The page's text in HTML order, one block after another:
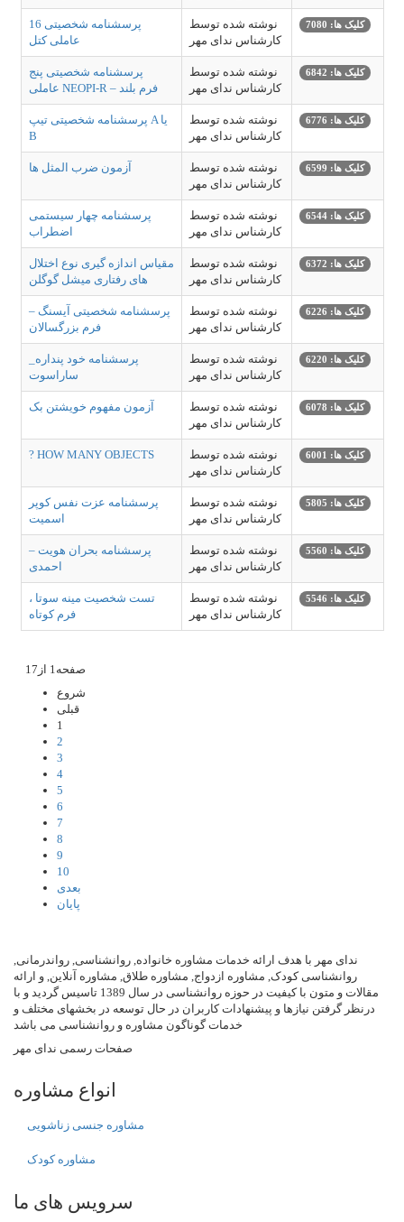
پرسشنامه شخصیتی 16
عاملی کتل
نوشته شده توسط
کارشناس ندای مهر
کلیک ها: 7080
پرسشنامه شخصیتی پنج
عاملی NEOPI-R – فرم بلند
نوشته شده توسط
کارشناس ندای مهر
کلیک ها: 6842
پرسشنامه شخصیتی تیپ A یا
B
نوشته شده توسط
کارشناس ندای مهر
کلیک ها: 6776
آزمون ضرب المثل ها
نوشته شده توسط
کارشناس ندای مهر
کلیک ها: 6599
پرسشنامه چهار سیستمی
اضطراب
نوشته شده توسط
کارشناس ندای مهر
کلیک ها: 6544
مقیاس اندازه گیری نوع اختلال
های رفتاری میشل گوگلن
نوشته شده توسط
کارشناس ندای مهر
کلیک ها: 6372
پرسشنامه شخصیتی آیسنگ –
فرم بزرگسالان
نوشته شده توسط
کارشناس ندای مهر
کلیک ها: 6226
پرسشنامه خود پنداره_
ساراسوت
نوشته شده توسط
کارشناس ندای مهر
کلیک ها: 6220
آزمون مفهوم خویشتن بک
نوشته شده توسط
کارشناس ندای مهر
کلیک ها: 6078
? HOW MANY OBJECTS
نوشته شده توسط
کارشناس ندای مهر
کلیک ها: 6001
پرسشنامه عزت نفس کوپر
اسمیت
نوشته شده توسط
کارشناس ندای مهر
کلیک ها: 5805
پرسشنامه بحران هویت –
احمدی
نوشته شده توسط
کارشناس ندای مهر
کلیک ها: 5560
تست شخصیت مینه سوتا ،
فرم کوتاه
نوشته شده توسط
کارشناس ندای مهر
کلیک ها: 5546
صفحه1 از17
شروع
قبلی
1
2
3
4
5
6
7
8
9
10
بعدی
پایان
ندای مهر با هدف ارائه خدمات مشاوره خانواده, روانشناسی, رواندرمانی,
روانشناسی کودک, مشاوره ازدواج, مشاوره طلاق, مشاوره آنلاین, و ارائه
مقالات و متون با کیفیت در حوزه روانشناسی در سال 1389 تاسیس گردید و با
درنظر گرفتن نیازها و پیشنهادات کاربران در حال توسعه در بخشهای مختلف و
خدمات گوناگون مشاوره و روانشناسی می باشد
صفحات رسمی ندای مهر
انواع مشاوره
مشاوره جنسی زناشویی
مشاوره کودک
سرویس های ما